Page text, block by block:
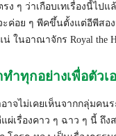
ง ๆ ว่าเกือบเทเรื่องนี้ไป
ะค่อย ๆ พีคขึ้นตั้งแต่อีพีสอ
ในอาณาจักร Royal the
ำทุกอย่างเพื่อตัวเ
าจไม่เคยเห็นจากกลุ่มคน
ผ่เรื่องคาว ๆ ฉาว ๆ นี้ ถึ